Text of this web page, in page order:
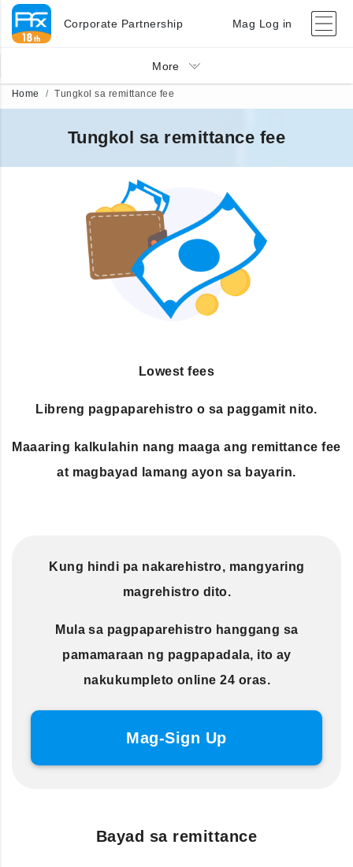
Corporate Partnership Mag Log in
More
Home Tungkol sa remittance fee
Tungkol sa remittance fee
Lowest fees
Libreng pagpaparehistro o sa paggamit nito.
Maaaring kalkulahin nang maaga ang remittance fee
at magbayad lamang ayon sa bayarin.
Kung hindi pa nakarehistro, mangyaring
magrehistro dito.
Mula sa pagpaparehistro hanggang sa
pamamaraan ng pagpapadala, ito ay
nakukumpleto online 24 oras.
Mag-Sign Up
Bayad sa remittance